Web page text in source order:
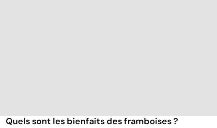
Quels sont les bienfaits des framboises ?